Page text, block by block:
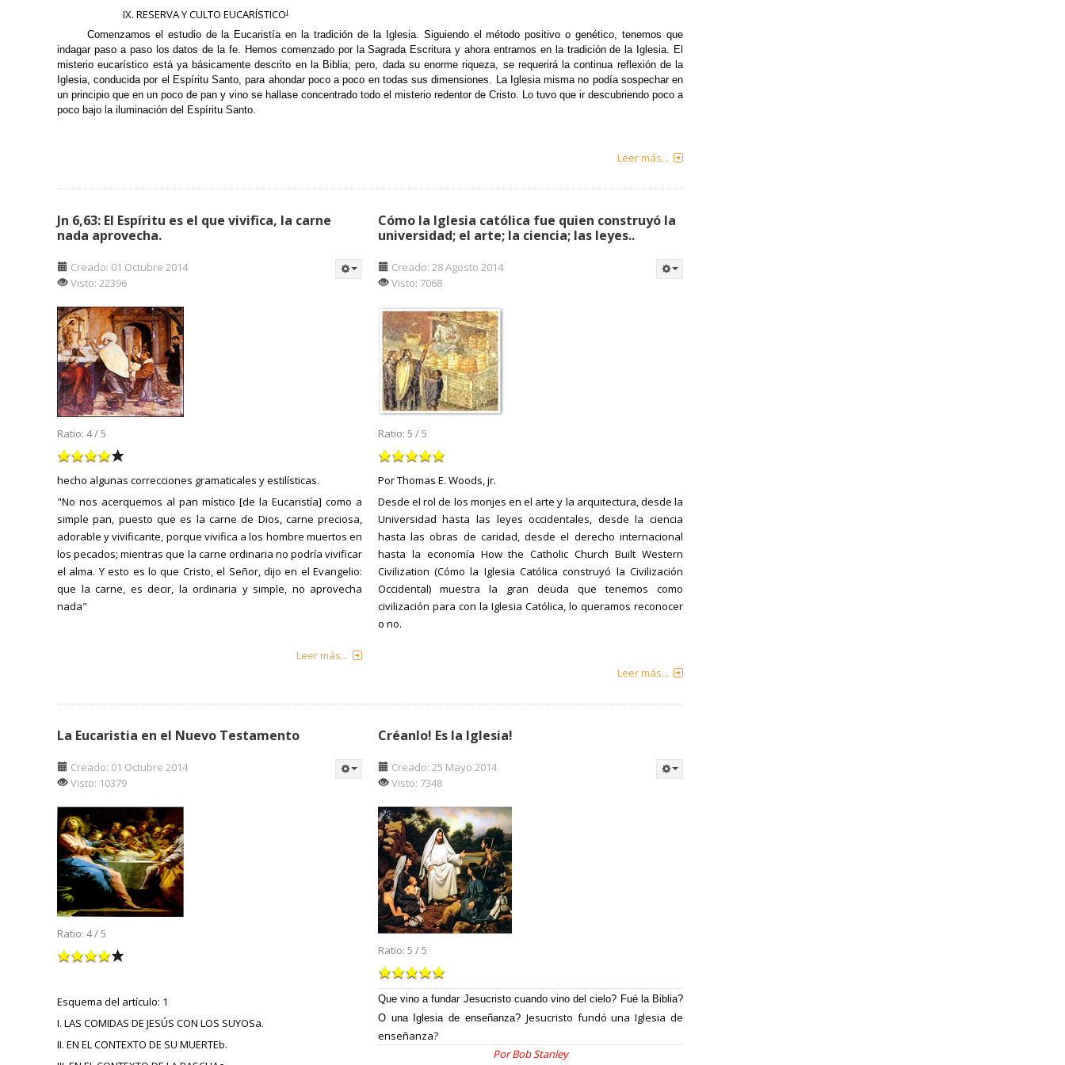
IX. RESERVA Y CULTO EUCARÍSTICOj
Comenzamos el estudio de la Eucaristía en la tradición de la Iglesia. Siguiendo el método positivo o genético, tenemos que
indagar paso a paso los datos de la fe. Hemos comenzado por la Sagrada Escritura y ahora entramos en la tradición de la Iglesia. El
misterio eucarístico está ya básicamente descrito en la Biblia; pero, dada su enorme riqueza, se requerirá la continua reflexión de la
Iglesia, conducida por el Espíritu Santo, para ahondar poco a poco en todas sus dimensiones. La Iglesia misma no podía sospechar en
un principio que en un poco de pan y vino se hallase concentrado todo el miste­rio redentor de Cristo. Lo tuvo que ir descubriendo poco a
poco bajo la iluminación del Espíritu Santo.
Leer más...
Jn 6,63: El Espíritu es el que vivifica, la carne
nada aprovecha.
Creado: 01 Octubre 2014
Visto: 22396
Ratio: 4/5
hecho algunas correcciones gramaticales y estilísticas.
"No nos acerquemos al pan místico [de la Eucaristía] como a
simple pan, puesto que es la carne de Dios, carne preciosa,
adorable y vivificante, porque vivifica a los hombre muertos en
los pecados; mientras que la carne ordinaria no podría vivificar
el alma. Y esto es lo que Cristo, el Señor, dijo en el Evangelio:
que la carne, es decir, la ordinaria y simple, no aprovecha
nada"
Leer más...
Cómo la Iglesia católica fue quien construyó la
universidad; el arte; la ciencia; las leyes..
Creado: 28 Agosto 2014
Visto: 7068
Ratio: 5 /5
Por Thomas E. Woods, jr.
Desde el rol de los monjes en el arte y la arquitectura, desde la
Universidad hasta las leyes occidentales, desde la ciencia
hasta las obras de caridad, desde el derecho internacional
hasta la economía How the Catholic Church Built Western
Civilization (Cómo la Iglesia Católica construyó la Civilización
Occidental) muestra la gran deuda que tenemos como
civilización para con la Iglesia Católica, lo queramos reconocer
o no.
Leer más...
La Eucaristia en el Nuevo Testamento
Creado: 01 Octubre 2014
Visto: 10379
Ratio: 4/5
Esquema del artículo: 1
I. LAS COMIDAS DE JESÚS CON LOS SUYOSa.
II. EN EL CONTEXTO DE SU MUERTEb.
Créanlo! Es la Iglesia!
Creado: 25 Mayo 2014
Visto: 7348
Ratio: 5 /5
Que vino a fundar Jesucristo cuando vino del cielo? Fué la Biblia?
O una Iglesia de enseñanza? Jesucristo fundó una Iglesia de
enseñanza?
Por Bob Stanley